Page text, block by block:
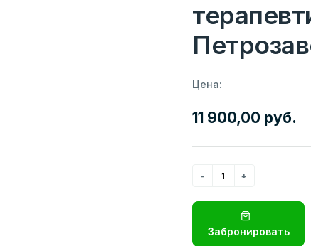
Цена:
11 900,00 руб.
Забронировать